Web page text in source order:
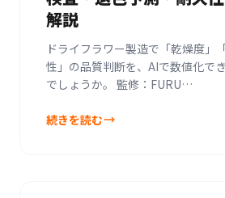
解説
ドライフラワー製造で「乾燥度」
性」の品質判断を、AIで数値化で
でしょうか。 監修：FURU…
続きを読む